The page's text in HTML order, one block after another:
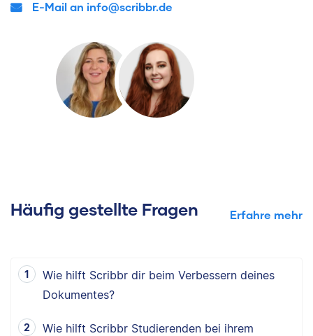
E-Mail an info@scribbr.de
Häufig gestellte Fragen Erfahre mehr
Wie hilft Scribbr dir beim Verbessern deines
Dokumentes?
Wie hilft Scribbr Studierenden bei ihrem